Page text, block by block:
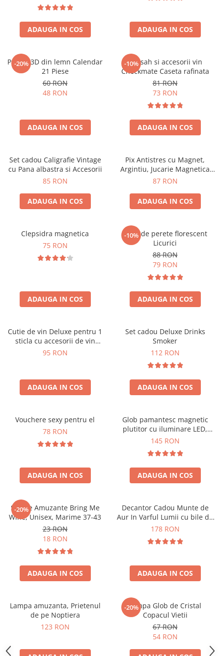
ADAUGA IN COS ADAUGA IN COS
-20%
Puzzle 3D din lemn Calendar
21 Piese
60 RON
48 RON
ADAUGA IN COS
-10%
Set sah si accesorii vin
Checkmate Caseta rafinata
81 RON
73 RON
ADAUGA IN COS
Set cadou Caligrafie Vintage
cu Pana albastra si Accesorii
85 RON
ADAUGA IN COS
Pix Antistres cu Magnet,
Argintiu, Jucarie Magnetica
pentru Birou
87 RON
ADAUGA IN COS
Clepsidra magnetica
75 RON
ADAUGA IN COS
-10%
Ceas de perete florescent
Licurici
88 RON
79 RON
ADAUGA IN COS
Cutie de vin Deluxe pentru 1
sticla cu accesorii de vin
incluse interior oranj
95 RON
ADAUGA IN COS
Set cadou Deluxe Drinks
Smoker
112 RON
ADAUGA IN COS
Vouchere sexy pentru el
78 RON
ADAUGA IN COS
Glob pamantesc magnetic
plutitor cu iluminare LED,
Forma C
145 RON
ADAUGA IN COS
-20%
Sosete Amuzante Bring Me
Wine, Unisex, Marime 37-43
23 RON
18 RON
ADAUGA IN COS
Decantor Cadou Munte de
Aur In Varful Lumii cu bile de
curatare
178 RON
ADAUGA IN COS
Lampa amuzanta, Prietenul
de pe Noptiera
123 RON
-20%
Lampa Glob de Cristal
Copacul Vietii
67 RON
54 RON